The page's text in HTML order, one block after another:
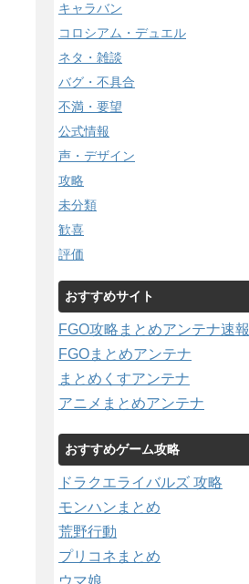
キャラバン
コロシアム・デュエル
ネタ・雑談
バグ・不具合
不満・要望
公式情報
声・デザイン
攻略
未分類
歓喜
評価
おすすめサイト
FGO攻略まとめアンテナ速報
FGOまとめアンテナ
まとめくすアンテナ
アニメまとめアンテナ
おすすめゲーム攻略
ドラクエライバルズ 攻略
モンハンまとめ
荒野行動
プリコネまとめ
ウマ娘